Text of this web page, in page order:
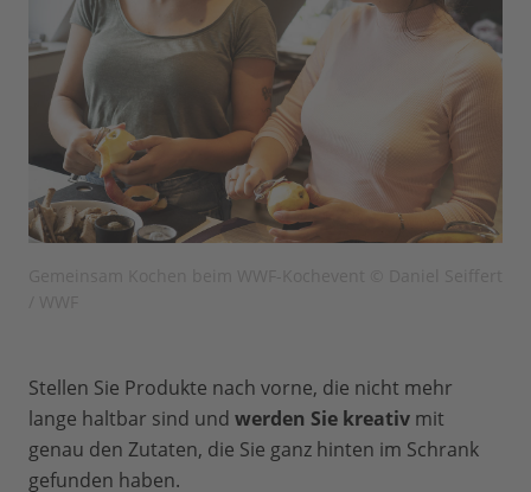
Stellen Sie Produkte nach vorne, die nicht mehr
lange haltbar sind und werden Sie kreativ mit
genau den Zutaten, die Sie ganz hinten im Schrank
gefunden haben.